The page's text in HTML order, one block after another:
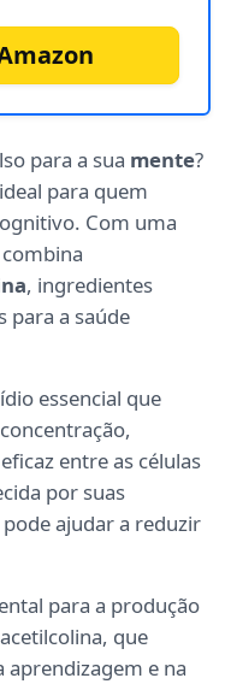
para a sua mente?
para quem
Com uma
, ingredientes
para a saúde
essencial que
entre as células
por suas
ajudar a reduzir
para a produção
que
aprendizagem e na